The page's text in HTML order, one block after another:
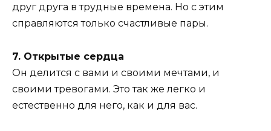
друг друга в трудные времена. Но с этим
справляются только счастливые пары.
7. Открытые сердца
Он делится с вами и своими мечтами, и
своими тревогами. Это так же легко и
естественно для него, как и для вас.